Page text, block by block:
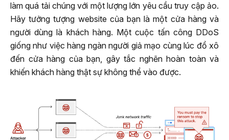
làm quá tải chúng với một lượng lớn yêu cầu truy cập ảo.
Hãy tưởng tượng website của bạn là một cửa hàng và
người dùng là khách hàng. Một cuộc tấn công DDoS
giống như việc hàng ngàn người giả mạo cùng lúc đổ xô
đến cửa hàng của bạn, gây tắc nghẽn hoàn toàn và
khiến khách hàng thật sự không thể vào được.